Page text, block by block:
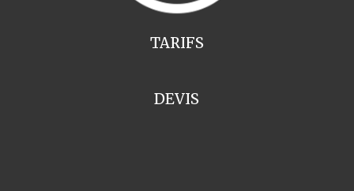
TARIFS
DEVIS